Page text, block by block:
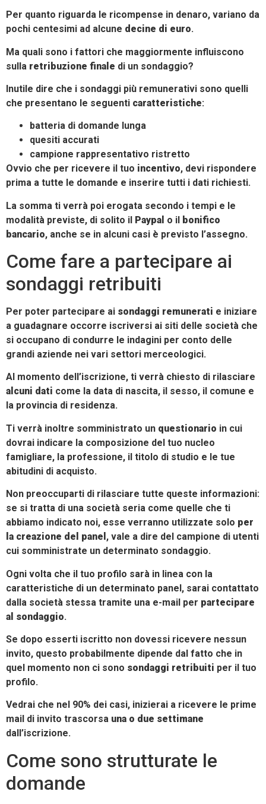
Per quanto riguarda le ricompense in denaro, variano da
pochi centesimi ad alcune decine di euro.
Ma quali sono i fattori che maggiormente influiscono
sulla retribuzione finale di un sondaggio?
Inutile dire che i sondaggi più remunerativi sono quelli
che presentano le seguenti caratteristiche:
batteria di domande lunga
quesiti accurati
campione rappresentativo ristretto
Ovvio che per ricevere il tuo incentivo, devi rispondere
prima a tutte le domande e inserire tutti i dati richiesti.
La somma ti verrà poi erogata secondo i tempi e le
modalità previste, di solito il Paypal o il bonifico
bancario, anche se in alcuni casi è previsto l’assegno.
Come fare a partecipare ai
sondaggi retribuiti
Per poter partecipare ai sondaggi remunerati e iniziare
a guadagnare occorre iscriversi ai siti delle società che
si occupano di condurre le indagini per conto delle
grandi aziende nei vari settori merceologici.
Al momento dell’iscrizione, ti verrà chiesto di rilasciare
alcuni dati come la data di nascita, il sesso, il comune e
la provincia di residenza.
Ti verrà inoltre somministrato un questionario in cui
dovrai indicare la composizione del tuo nucleo
famigliare, la professione, il titolo di studio e le tue
abitudini di acquisto.
Non preoccuparti di rilasciare tutte queste informazioni:
se si tratta di una società seria come quelle che ti
abbiamo indicato noi, esse verranno utilizzate solo per
la creazione del panel , vale a dire del campione di utenti
cui somministrate un determinato sondaggio.
Ogni volta che il tuo profilo sarà in linea con la
caratteristiche di un determinato panel, sarai contattato
dalla società stessa tramite una e-mail per partecipare
al sondaggio.
Se dopo esserti iscritto non dovessi ricevere nessun
invito, questo probabilmente dipende dal fatto che in
quel momento non ci sono sondaggi retribuiti per il tuo
profilo.
Vedrai che nel 90% dei casi, inizierai a ricevere le prime
mail di invito trascorsa una o due settimane
dall’iscrizione.
Come sono strutturate le
domande